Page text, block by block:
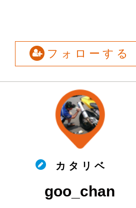
フォローする
カ タ リ ベ
goo_chan